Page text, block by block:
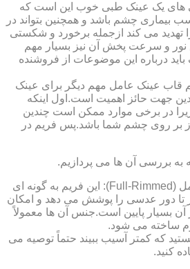
های یک عینک طبی خوب این است که
بیماری چشم باشد و همچنین بتواند در
می کند ازجمله برخورد و شکستی
نور و سرعت پخش آن نیز بسیار مهم
درباره این موضوعات از فروشنده
قاب عینک عامل مهم دیگر برای عینک
جهت حائز اهمیت است.اول اینکه
در برخی موارد ممکن است چندین
بر روی چشم شما باشد.پس فریم در
به بررسی آن ها می پردازیم.
عینک های با فریم های کامل (Full-Rimmed): این فریم به گونه ای
تا دور عدسی را پوشش می دهد و امکان
بسیار پایین است.جنس آن ها معمولاً
ساخته می شود.
که کمتر آسیب ببیند حتماً توصیه می
کنید.